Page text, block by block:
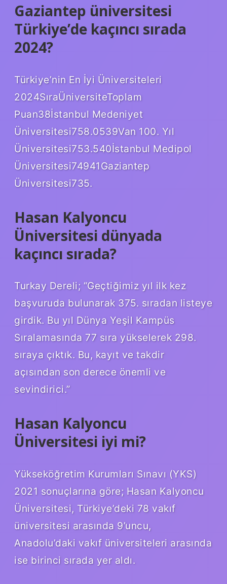
Gaziantep üniversitesi
Türkiye’de kaçıncı sırada
2024?
Türkiye’nin En İyi Üniversiteleri
2024SıraÜniversiteToplam
Puan38İstanbul Medeniyet
Üniversitesi758.0539Van 100. Yıl
Üniversitesi753.540İstanbul Medipol
Üniversitesi74941Gaziantep
Üniversitesi735.
Hasan Kalyoncu
Üniversitesi dünyada
kaçıncı sırada?
Turkay Dereli; “Geçtiğimiz yıl ilk kez
başvuruda bulunarak 375. sıradan listeye
girdik. Bu yıl Dünya Yeşil Kampüs
Sıralamasında 77 sıra yükselerek 298.
sıraya çıktık. Bu, kayıt ve takdir
açısından son derece önemli ve
sevindirici.”
Hasan Kalyoncu
Üniversitesi iyi mi?
Yükseköğretim Kurumları Sınavı (YKS)
2021 sonuçlarına göre; Hasan Kalyoncu
Üniversitesi, Türkiye’deki 78 vakıf
üniversitesi arasında 9’uncu,
Anadolu’daki vakıf üniversiteleri arasında
ise birinci sırada yer aldı.